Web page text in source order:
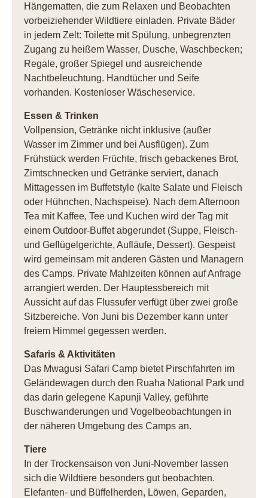
Hängematten, die zum Relaxen und Beobachten
vorbeiziehender Wildtiere einladen. Private Bäder
in jedem Zelt: Toilette mit Spülung, unbegrenzten
Zugang zu heißem Wasser, Dusche, Waschbecken;
Regale, großer Spiegel und ausreichende
Nachtbeleuchtung. Handtücher und Seife
vorhanden. Kostenloser Wäscheservice.
Essen & Trinken
Vollpension, Getränke nicht inklusive (außer
Wasser im Zimmer und bei Ausflügen). Zum
Frühstück werden Früchte, frisch gebackenes Brot,
Zimtschnecken und Getränke serviert, danach
Mittagessen im Buffetstyle (kalte Salate und Fleisch
oder Hühnchen, Nachspeise). Nach dem Afternoon
Tea mit Kaffee, Tee und Kuchen wird der Tag mit
einem Outdoor-Buffet abgerundet (Suppe, Fleisch-
und Geflügelgerichte, Aufläufe, Dessert). Gespeist
wird gemeinsam mit anderen Gästen und Managern
des Camps. Private Mahlzeiten können auf Anfrage
arrangiert werden. Der Hauptessbereich mit
Aussicht auf das Flussufer verfügt über zwei große
Sitzbereiche. Von Juni bis Dezember kann unter
freiem Himmel gegessen werden.
Safaris & Aktivitäten
Das Mwagusi Safari Camp bietet Pirschfahrten im
Geländewagen durch den Ruaha National Park und
das darin gelegene Kapunji Valley, geführte
Buschwanderungen und Vogelbeobachtungen in
der näheren Umgebung des Camps an.
Tiere
In der Trockensaison von Juni-November lassen
sich die Wildtiere besonders gut beobachten.
Elefanten- und Büffelherden, Löwen, Geparden,